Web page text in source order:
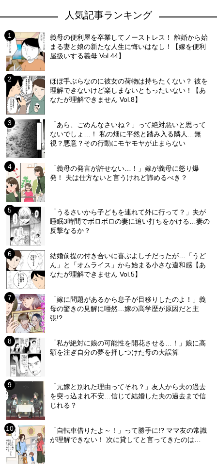
人気記事ランキング
義母の便利屋を卒業してノーストレス！ 離婚から始
まる妻と娘の新たな人生に悔いはなし！【嫁を便利
屋扱いする義母 Vol.44】
ほぼ手ぶらなのに彼女の荷物は持ちたくない？ 彼を
理解できないけど楽しまないともったいない！【あ
なたが理解できません Vol.8】
「あら、ごめんなさいね？」って絶対悪いと思って
ないでしょ…！ 私の畑に平然と踏み入る隣人…無
視？悪意？その行動にモヤモヤが止まらない
「義母の発言が許せない…！」嫁が義母に怒り爆
発！ 夫は仕方ないと言うけれど諦めるべき？
「うるさいから子どもを連れて外に行って？」夫が
睡眠3時間でボロボロの妻に追い打ちをかける…妻の
反撃なるか？
結婚前提の付き合いに喜ぶよし子だったが…「うど
ん」と「オムライス」から始まる小さな違和感【あ
なたが理解できません Vol.5】
「嫁に問題があるから息子が目移りしたのよ！」義
母の驚きの見解に唖然…嫁の高学歴が原因だと主
張!?
「私が絶対に娘の可能性を開花させる…！」娘に高
額を注ぎ自分の夢を押しつけた母の大誤算
「元嫁と別れた理由ってそれ？」友人から夫の過去
を突っ込まれ不安…信じて結婚した夫の過去まで信
じれる？
「自転車借りたよ～！」って勝手に!? ママ友の常識
が理解できない！ 次に貸してと言ってきたのは…